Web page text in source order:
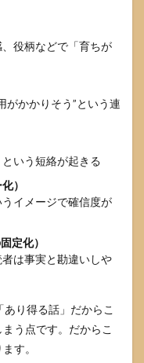
役柄などで「育ちが
がかかりそう”という連
いう短絡が起きる
）
うイメージで確信度が
定化）
は事実と勘違いしや
り得る話」だからこ
う点です。だからこ
す。